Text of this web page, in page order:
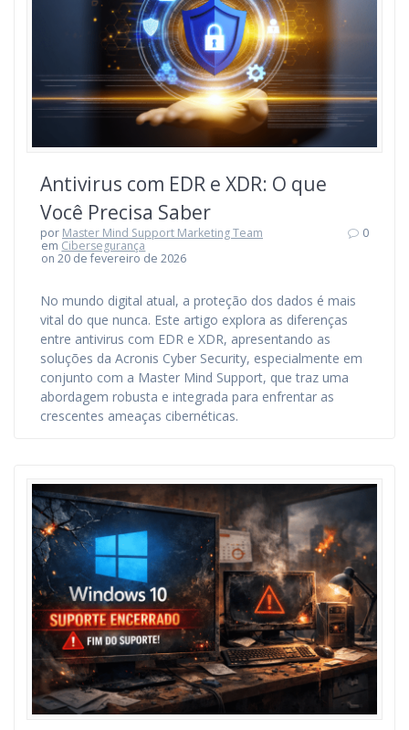
Antivirus com EDR e XDR: O que
Você Precisa Saber
por Master Mind Support Marketing Team
em Cibersegurança
on 20 de fevereiro de 2026
0
No mundo digital atual, a proteção dos dados é mais
vital do que nunca. Este artigo explora as diferenças
entre antivirus com EDR e XDR, apresentando as
soluções da Acronis Cyber Security, especialmente em
conjunto com a Master Mind Support, que traz uma
abordagem robusta e integrada para enfrentar as
crescentes ameaças cibernéticas.